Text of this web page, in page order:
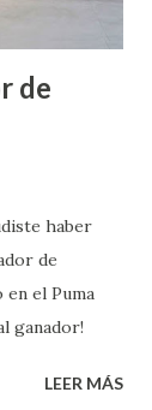
de
haber
de
el Puma
ganador!
LEER MÁS